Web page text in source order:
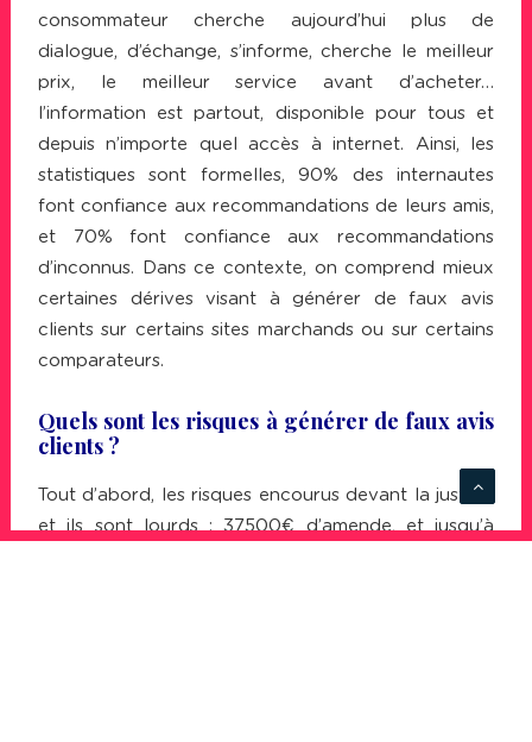
consommateur cherche aujourd’hui plus de
dialogue, d’échange, s’informe, cherche le meilleur
prix, le meilleur service avant d’acheter…
l’information est partout, disponible pour tous et
depuis n’importe quel accès à internet. Ainsi, les
statistiques sont formelles, 90% des internautes
font confiance aux recommandations de leurs amis,
et 70% font confiance aux recommandations
d’inconnus. Dans ce contexte, on comprend mieux
certaines dérives visant à générer de faux avis
clients sur certains sites marchands ou sur certains
comparateurs.
Quels sont les risques à générer de faux avis
clients ?
Tout d’abord, les risques encourus devant la justice,
et ils sont lourds : 37500€ d’amende, et jusqu’à